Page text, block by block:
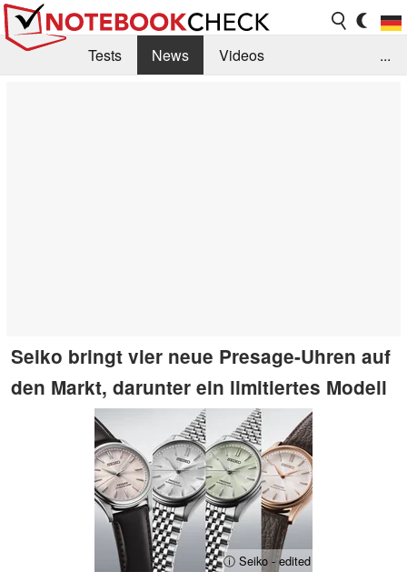
Tests News
Videos
...
Seiko bringt vier neue Presage-Uhren auf
den Markt, darunter ein limitiertes Modell
ⓘ Seiko - edited